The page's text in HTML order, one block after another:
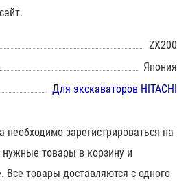
ZX200
Япония
Для экскаваторов HITACHI
зарегистрироваться на
товары в корзину и
товары доставляются с одного